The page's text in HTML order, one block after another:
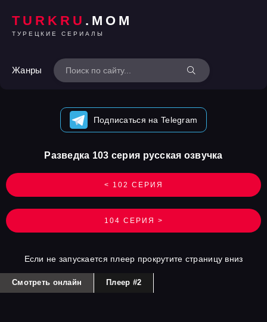
TURKRU .MOM
ТУРЕЦКИЕ СЕРИАЛЫ
Жанры
Подписаться на Telegram
< 102 СЕРИЯ
Разведка 103 серия русская озвучка
104 СЕРИЯ >
Если не запускается плеер прокрутите страницу вниз
Смотреть онлайн Плеер #2